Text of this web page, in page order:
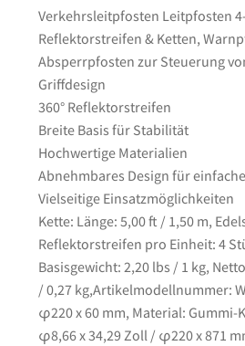
Ketten,
Warnpfosten
für
Parkplätze,
Absperrpfosten
zur
Steuerung
von
Menschenmengen
Menge
Verkehrsleitpfosten Leitpfosten
Reflektorstreifen & Ketten,
Absperrpfosten zur Steuerung
Griffdesign
360° Reflektorstreifen
Breite Basis für Stabilität
Hochwertige Materialien
Abnehmbares Design für
Vielseitige Einsatzmöglichkeiten
Kette: Länge: 5,00 ft / 1,50 m,
Reflektorstreifen pro Einheit: 4
Basisgewicht: 2,20 lbs / 1 kg,
/ 0,27 kg,Artikelmodellnummer:
φ220 x 60 mm, Material: Gummi-
φ8,66 x 34,29 Zoll / φ220 x 871